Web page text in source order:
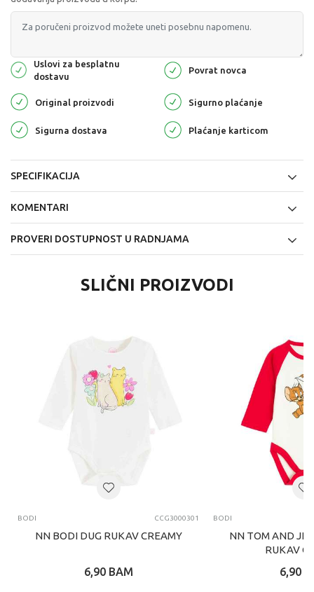
Uslovi za besplatnu
dostavu
Povrat novca
Original proizvodi Sigurno plaćanje
Sigurna dostava Plaćanje karticom
SPECIFIKACIJA
KOMENTARI
PROVERI DOSTUPNOST U RADNJAMA
SLIČNI PROIZVODI
BODI CCG3000301
NN BODI DUG RUKAV CREAMY
6,90 BAM
BODI
NN TOM AND
RUKAV
6,90